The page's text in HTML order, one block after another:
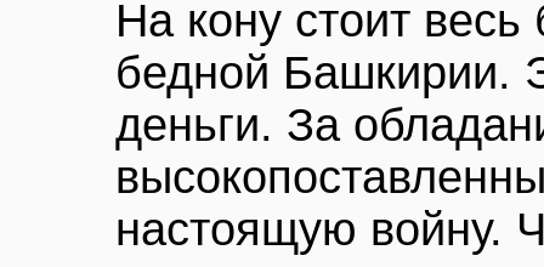
На кону стоит
бедной Башкирии.
деньги. За
настоящую войну.